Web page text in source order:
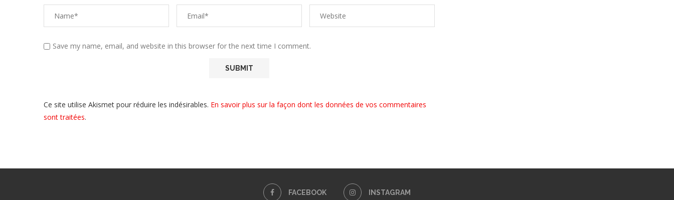
Save my name, email, and website in this browser for the next time I comment.
Ce site utilise Akismet pour réduire les indésirables. En savoir plus sur la façon dont les données de vos commentaires
sont traitées.
FACEBOOK INSTAGRAM